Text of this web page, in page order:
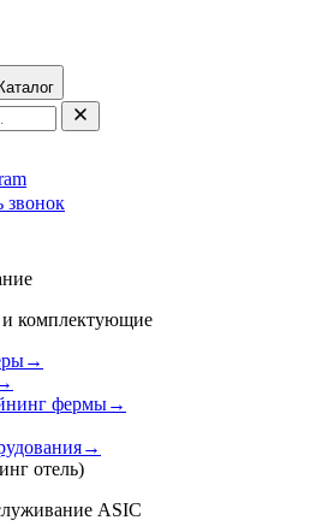
Каталог
звонок
комплектующие
→
фермы→
→
отель)
ASIC